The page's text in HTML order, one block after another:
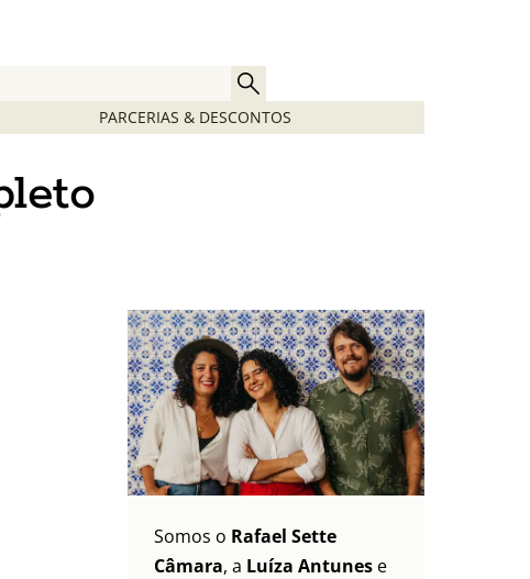
PARCERIAS & DESCONTOS
Somos o Rafael Sette
Câmara, a Luíza Antunes e